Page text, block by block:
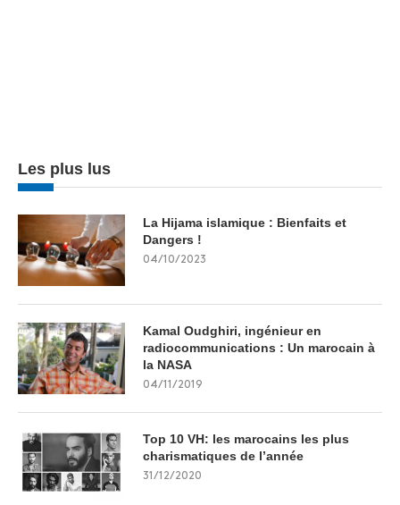
Les plus lus
La Hijama islamique : Bienfaits et
Dangers !
04/10/2023
Kamal Oudghiri, ingénieur en
radiocommunications : Un marocain à
la NASA
04/11/2019
Top 10 VH: les marocains les plus
charismatiques de l’année
31/12/2020